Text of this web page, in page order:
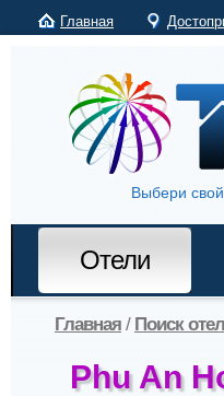
Главная
Выбери
Отели
Главная / Поиск
Phu An